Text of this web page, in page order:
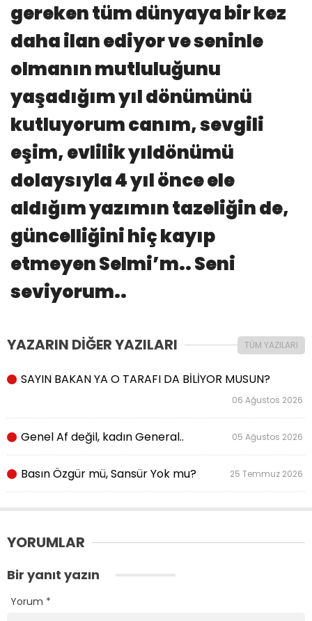
gereken tüm dünyaya bir kez
daha ilan ediyor ve seninle
olmanın mutluluğunu
yaşadığım yıl dönümünü
kutluyorum canım, sevgili
eşim, evlilik yıldönümü
dolaysıyla 4 yıl önce ele
aldığım yazımın tazeliğin de,
güncelliğini hiç kayıp
etmeyen Selmi’m.. Seni
seviyorum..
YAZARIN DİĞER YAZILARI TÜM YAZILARI
SAYIN BAKAN YA O TARAFI DA BİLİYOR MUSUN?
06 Ağustos 2026
Genel Af değil, kadın General.. 05 Ağustos 2026
Basın Özgür mü, Sansür Yok mu? 25 Temmuz 2026
YORUMLAR
Bir yanıt yazın
Yorum *